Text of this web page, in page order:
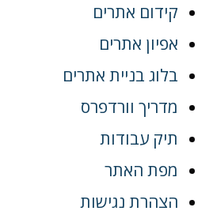
קידום אתרים
אפיון אתרים
בלוג בניית אתרים
מדריך וורדפרס
תיק עבודות
מפת האתר
הצהרת נגישות